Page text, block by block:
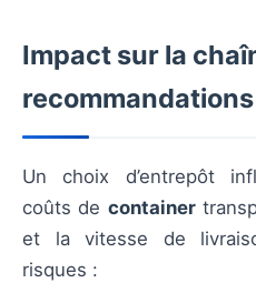
Impact sur la
Un choix d’entrepôt
coûts de container
et la vitesse de
risques :